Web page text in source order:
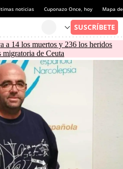
noticias Cuponazo Once, hoy Mapa
a 14 los muertos y 236 los heridos
migratoria de Ceuta